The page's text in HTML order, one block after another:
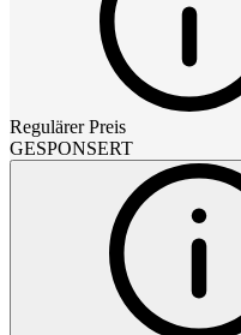
Regulärer Preis
GESPONSERT